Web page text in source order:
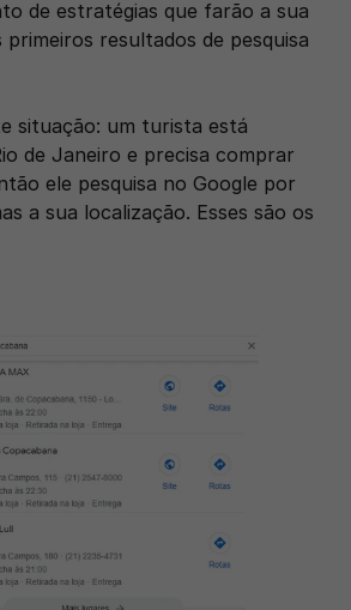
de estratégias que farão a sua
resultados de pesquisa
situação: um turista está
de Janeiro e precisa comprar
ele pesquisa no Google por
a sua localização. Esses são os